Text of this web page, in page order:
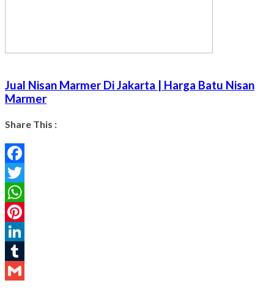
Jual Nisan Marmer Di Jakarta | Harga Batu Nisan
Marmer
Share This :
Facebook
Twitter
WhatsApp
Pinterest
LinkedIn
Tumblr